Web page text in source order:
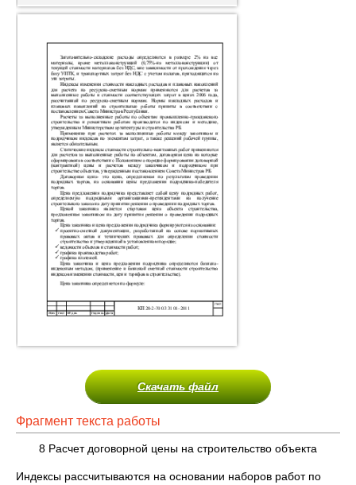
Скачать файл
Фрагмент текста работы
8 Расчет договорной цены на строительство объекта
Индексы рассчитываются на основании наборов работ по